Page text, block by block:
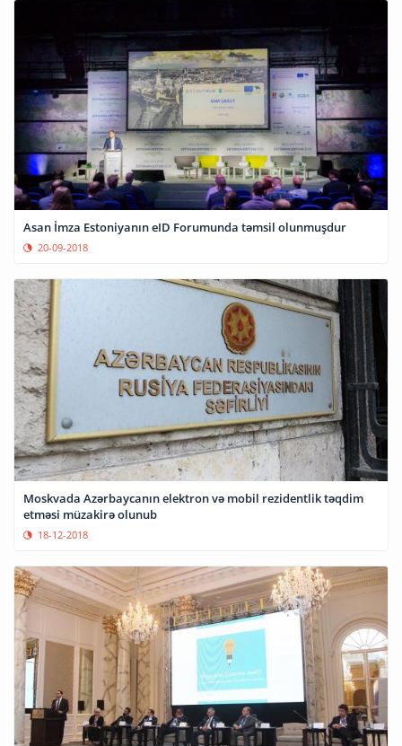
Asan İmza Estoniyanın eID Forumunda təmsil olunmuşdur
20-09-2018
Moskvada Azərbaycanın elektron və mobil rezidentlik təqdim
etməsi müzakirə olunub
18-12-2018